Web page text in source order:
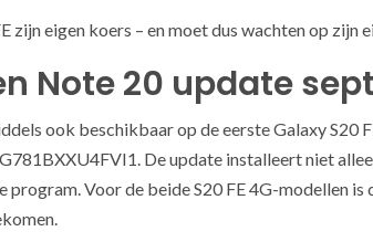
zijn eigen koers – en moet dus wachten op zijn
Note 20 update
ook beschikbaar op de eerste Galaxy S20
De update installeert niet
Voor de beide S20 FE 4G-modellen is